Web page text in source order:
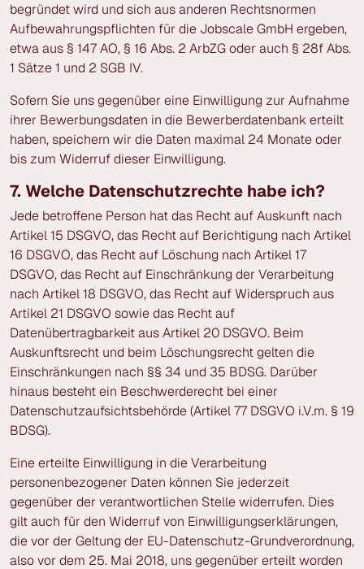
begründet wird und sich aus anderen Rechtsnormen
Aufbewahrungspflichten für die Jobscale GmbH ergeben,
etwa aus § 147 AO, § 16 Abs. 2 ArbZG oder auch § 28f Abs.
1 Sätze 1 und 2 SGB IV.
Sofern Sie uns gegenüber eine Einwilligung zur Aufnahme
ihrer Bewerbungsdaten in die Bewerberdatenbank erteilt
haben, speichern wir die Daten maximal 24 Monate oder
bis zum Widerruf dieser Einwilligung.
7. Welche Datenschutzrechte habe ich?
Jede betroffene Person hat das Recht auf Auskunft nach
Artikel 15 DSGVO, das Recht auf Berichtigung nach Artikel
16 DSGVO, das Recht auf Löschung nach Artikel 17
DSGVO, das Recht auf Einschränkung der Verarbeitung
nach Artikel 18 DSGVO, das Recht auf Widerspruch aus
Artikel 21 DSGVO sowie das Recht auf
Datenübertragbarkeit aus Artikel 20 DSGVO. Beim
Auskunftsrecht und beim Löschungsrecht gelten die
Einschränkungen nach §§ 34 und 35 BDSG. Darüber
hinaus besteht ein Beschwerderecht bei einer
Datenschutzaufsichtsbehörde (Artikel 77 DSGVO i.V.m. § 19
BDSG).
Eine erteilte Einwilligung in die Verarbeitung
personenbezogener Daten können Sie jederzeit
gegenüber der verantwortlichen Stelle widerrufen. Dies
gilt auch für den Widerruf von Einwilligungserklärungen,
die vor der Geltung der EU-Datenschutz-Grundverordnung,
also vor dem 25. Mai 2018, uns gegenüber erteilt worden